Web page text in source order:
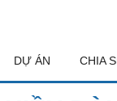
DỰ ÁN CHIA